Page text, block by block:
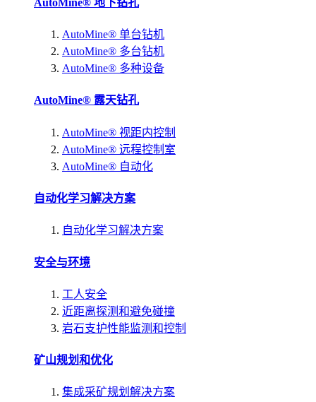
AutoMine® 地下钻孔
AutoMine® 单台钻机
AutoMine® 多台钻机
AutoMine® 多种设备
AutoMine® 露天钻孔
AutoMine® 视距内控制
AutoMine® 远程控制室
AutoMine® 自动化
自动化学习解决方案
自动化学习解决方案
安全与环境
工人安全
近距离探测和避免碰撞
岩石支护性能监测和控制
矿山规划和优化
集成采矿规划解决方案